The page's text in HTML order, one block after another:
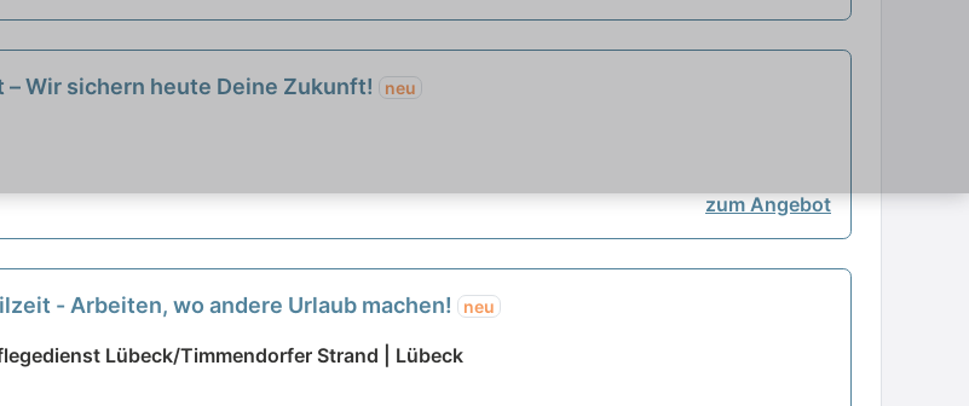
Wir sichern heute Deine Zukunft! neu
zum Angebot
- Arbeiten, wo andere Urlaub machen! neu
Lübeck/Timmendorfer Strand | Lübeck